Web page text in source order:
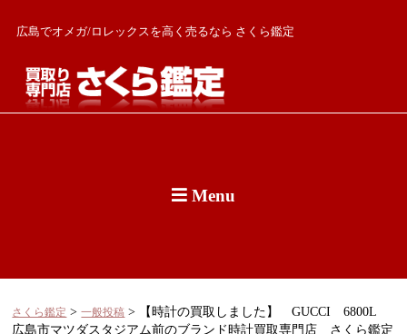
広島でオメガ/ロレックスを高く売るなら さくら鑑定
Menu
さくら鑑定 >一般投稿 >
【時計の買取しました】 GUCCI 6800L
広島市マツダスタジアム前のブランド時計買取専門店 さくら鑑定